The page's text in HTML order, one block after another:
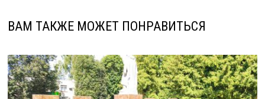
ВАМ ТАКЖЕ МОЖЕТ ПОНРАВИТЬСЯ